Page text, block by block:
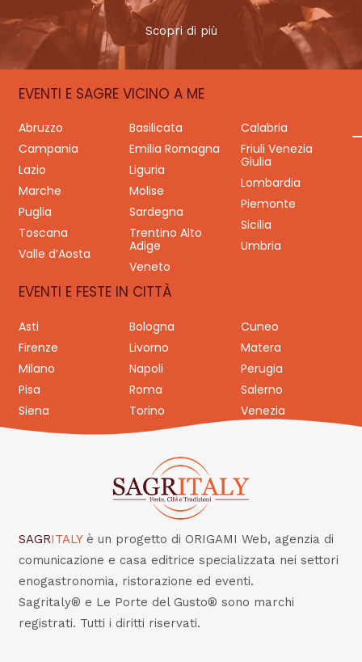
Scopri di più
EVENTI E SAGRE VICINO A ME
Abruzzo Basilicata
Calabria
Campania
Emilia Romagna
Friuli Venezia
Giulia
Lazio
Liguria
Lombardia
Marche
Molise
Piemonte
Puglia
Sardegna
Sicilia
Toscana
Trentino Alto
Adige
Umbria
Valle d’Aosta
Veneto
EVENTI E FESTE IN CITTÀ
Asti Bologna
Cuneo
Firenze
Livorno
Matera
Milano
Napoli
Perugia
Pisa
Roma
Salerno
Siena
Torino Venezia
SAGRITALY è un progetto di ORIGAMI Web, agenzia di
comunicazione e casa editrice specializzata nei settori
enogastronomia, ristorazione ed eventi.
Sagritaly® e Le Porte del Gusto® sono marchi
registrati. Tutti i diritti riservati.